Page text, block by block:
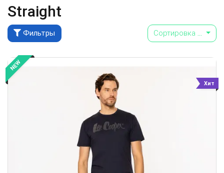
Straight
Фильтры Сортировка ...
NEW
Хит